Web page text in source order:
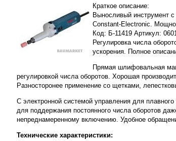
Краткое описание:
Выносливый инструмент с
Constant-Electronic.
Код: Б-11419 Артикул:
Регулировка числа
ускорения. Полное
Прямая шлифовальная
регулировкой числа оборотов. Хорошая
Разносторонее применение со щетками,
С электронной системой управления для
для поддержания постоянного числа оборотов
непреднамеренному включению. Удобное
Технические характеристики: